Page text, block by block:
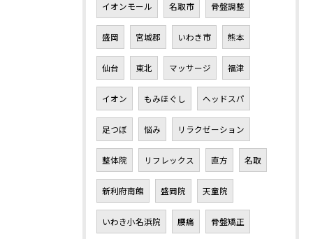
イオンモール 名取市 骨盤調整
盛岡 宮城郡 いわき市 熊本
仙台 東北 マッサージ 福津
イオン もみほぐし ヘッドスパ
足つぼ 悩み リラクゼーション
整体院 リフレックス 直方 名取
新利府南館 盛岡院 天童院
いわき小名浜院 腰痛 骨盤矯正